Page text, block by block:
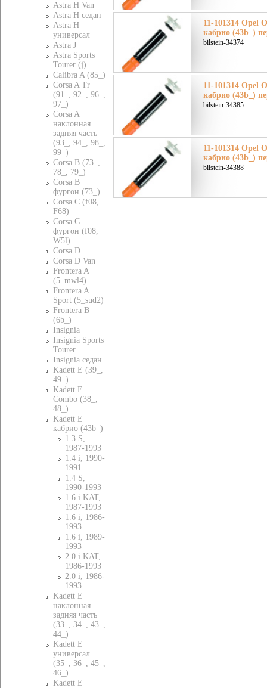
Astra H Van
Astra H седан
Astra H
универсал
Astra J
Astra Sports
Tourer (j)
Calibra A (85_)
Corsa A Tr
(91_, 92_, 96_,
97_)
Corsa A
наклонная
задняя часть
(93_, 94_, 98_,
99_)
Corsa B (73_,
78_, 79_)
Corsa B
фургон (73_)
Corsa C (f08,
F68)
Corsa C
фургон (f08,
W5l)
Corsa D
Corsa D Van
Frontera A
(5_mwl4)
Frontera A
Sport (5_sud2)
Frontera B
(6b_)
Insignia
Insignia Sports
Tourer
Insignia седан
Kadett E (39_,
49_)
Kadett E
Combo (38_,
48_)
Kadett E
кабрио (43b_)
1.3 S,
1987-1993
1.4 i, 1990-
1991
1.4 S,
1990-1993
1.6 i KAT,
1987-1993
1.6 i, 1986-
1993
1.6 i, 1989-
1993
2.0 i KAT,
1986-1993
2.0 i, 1986-
1993
Kadett E
наклонная
задняя часть
(33_, 34_, 43_,
44_)
Kadett E
универсал
(35_, 36_, 45_,
46_)
Kadett E
11-101314 Opel
кабрио (43b_)
bilstein-34374
11-101314 Opel
кабрио (43b_)
bilstein-34385
11-101314 Opel
кабрио (43b_)
bilstein-34388